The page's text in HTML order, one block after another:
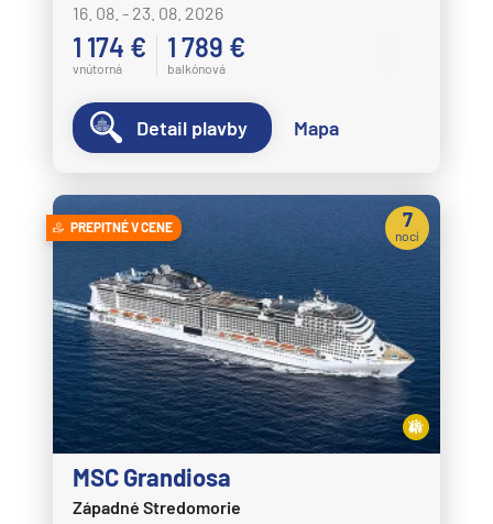
16. 08. - 23. 08. 2026
1 174 €
vnútorná
1 789 €
balkónová
Detail plavby Mapa
PREPITNÉ V CENE
MSC Grandiosa
Západné Stredomorie
7
nocí